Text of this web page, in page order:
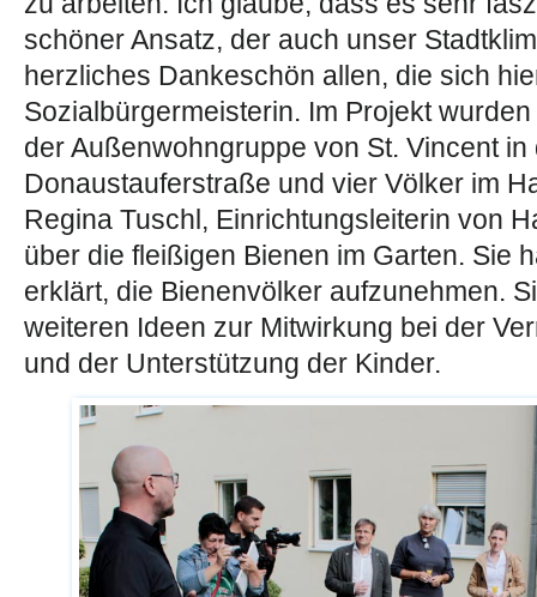
schöner Ansatz, der auch unser
herzliches Dankeschön allen, die sich
Sozialbürgermeisterin. Im Projekt
der Außenwohngruppe von St. Vincent in
Donaustauferstraße und vier Völker im
Regina Tuschl, Einrichtungsleiterin von
über die fleißigen Bienen im Garten. Sie
erklärt, die Bienenvölker aufzunehmen.
weiteren Ideen zur Mitwirkung bei der
und der Unterstützung der Kinder.